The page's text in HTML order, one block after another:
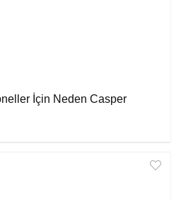
İçin Neden Casper